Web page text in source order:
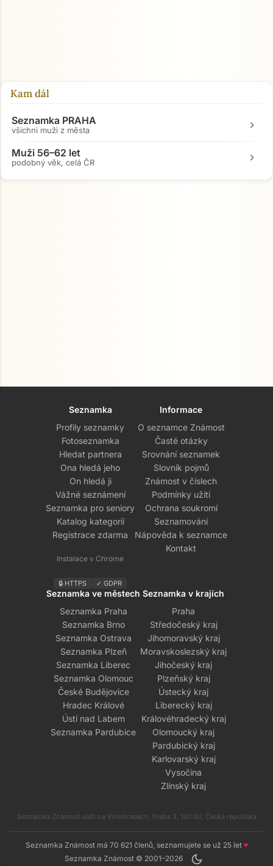
Kam dál
Seznamka PRAHA
všichni muži z města chevron_right
Muži 56–62 let
podobný věk, celá ČR chevron_right
Seznamka
Profily seznamky
Fotoseznamka
Hledat partnera
Ona hledá jeho
On hledá ji
Vážné seznámení
Seznamka pro seniory
Katalog kategorií
Registrace zdarma
Instalace v Chrome
🔒 HTTPS ✓ GDPR
Informace
O seznamce Známost
Časté otázky
Srovnání seznamek
Slovník pojmů
Známost v číslech
Podmínky užití
Ochrana soukromí
Seznamování
Nápověda k seznamce
Kontakt
Seznamka ve městech
Seznamka Praha
Seznamka Brno
Seznamka Ostrava
Seznamka Plzeň
Seznamka Liberec
Seznamka Olomouc
České Budějovice
Hradec Králové
Ústí nad Labem
Seznamka Pardubice
Seznamka v krajích
Praha
Středočeský kraj
Jihomoravský kraj
Moravskoslezský kraj
Jihočeský kraj
Plzeňský kraj
Ústecký kraj
Liberecký kraj
Královéhradecký kraj
Olomoucký kraj
Pardubický kraj
Karlovarský kraj
Vysočina
Zlínský kraj
Seznamka Známost sídlí na Vinohradech, Praha 3, 130 00, Česká republika
Seznamka Známost má 70 621 členů, seznamujete se už 25 let ♥
Seznamka Známost © 2001–2026
dark_mode